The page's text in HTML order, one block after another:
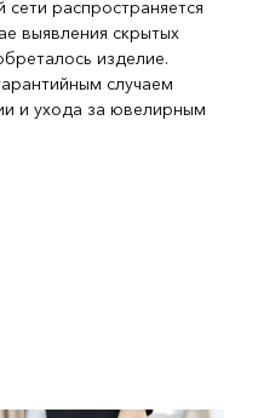
распространяется
выявления скрытых
изделие.
случаем
и ухода за ювелирным